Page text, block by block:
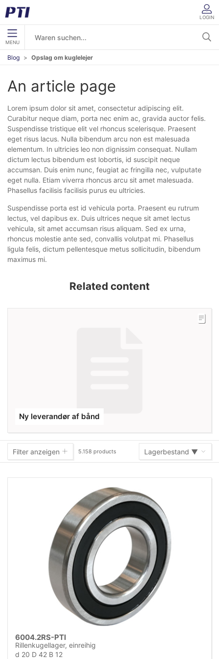
LOGIN
MENU
Blog Opslag om kuglelejer
An article page
Lorem ipsum dolor sit amet, consectetur adipiscing elit.
Curabitur neque diam, porta nec enim ac, gravida auctor felis.
Suspendisse tristique elit vel rhoncus scelerisque. Praesent
eget risus lacus. Nulla bibendum arcu non est malesuada
elementum. In ultricies leo non dignissim consequat. Nullam
dictum lectus bibendum est lobortis, id suscipit neque
accumsan. Duis enim nunc, feugiat ac fringilla nec, vulputate
eget nulla. Etiam viverra rhoncus arcu sit amet malesuada.
Phasellus facilisis facilisis purus eu ultricies.
Suspendisse porta est id vehicula porta. Praesent eu rutrum
lectus, vel dapibus ex. Duis ultrices neque sit amet lectus
vehicula, sit amet accumsan risus aliquam. Sed ex urna,
rhoncus molestie ante sed, convallis volutpat mi. Phasellus
ligula felis, dictum pellentesque metus sollicitudin, bibendum
maximus mi.
Related content
Ny leverandør af bånd
Filter anzeigen 5.158 products Lagerbestand ▼
Name (A-Z)
Name (Z-A)
6004.2RS-PTI
Rillenkugellager, einreihig
d 20 D 42 B 12